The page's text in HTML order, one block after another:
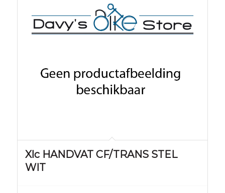
Xlc HANDVAT CF/TRANS STEL
WIT